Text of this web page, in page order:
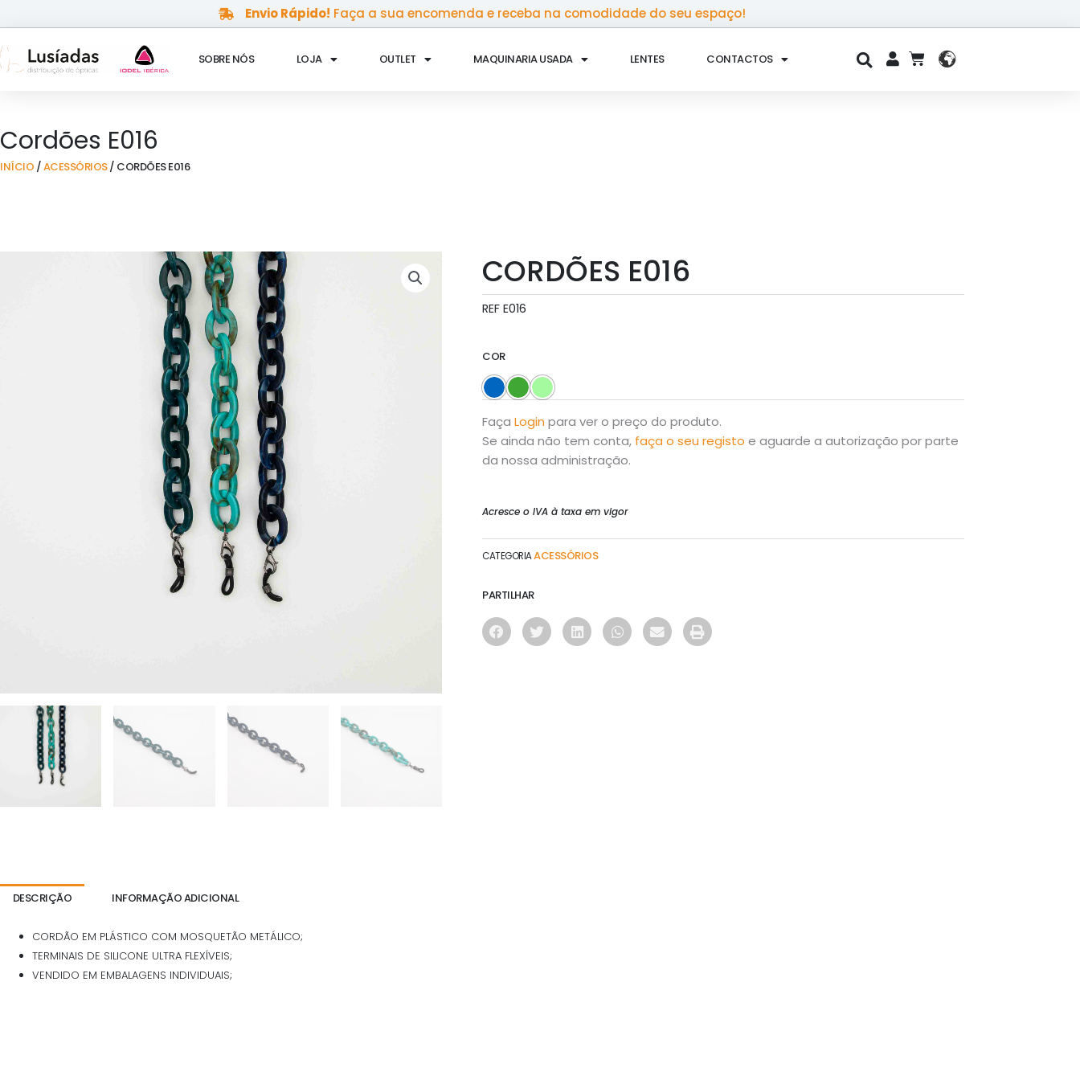
to
content
Envio Rápido! Faça a sua encomenda e receba na comodidade do seu espaço!
SOBRE NÓS LOJA OUTLET MAQUINARIA USADA LENTES CONTACTOS CART
Cordões E016
INÍCIO /ACESSÓRIOS/ CORDÕES E016
DESCRIÇÃO INFORMAÇÃO ADICIONAL
CORDÃO EM PLÁSTICO COM MOSQUETÃO METÁLICO;
TERMINAIS DE SILICONE ULTRA FLEXÍVEIS;
VENDIDO EM EMBALAGENS INDIVIDUAIS;
CORDÕES E016
REF E016
COR
Faça Login para ver o preço do produto.
Se ainda não tem conta, faça o seu registo e aguarde a autorização por parte
da nossa administração.
Acresce o IVA à taxa em vigor
CATEGORIAACESSÓRIOS
PARTILHAR